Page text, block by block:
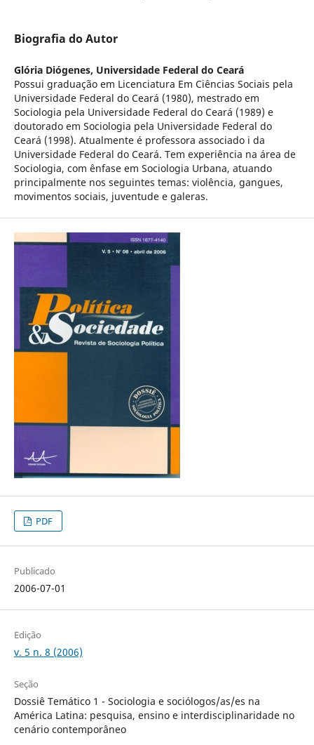
Biografia do Autor
Glória Diógenes, Universidade Federal do Ceará
Possui graduação em Licenciatura Em Ciências Sociais pela
Universidade Federal do Ceará (1980), mestrado em
Sociologia pela Universidade Federal do Ceará (1989) e
doutorado em Sociologia pela Universidade Federal do
Ceará (1998). Atualmente é professora associado i da
Universidade Federal do Ceará. Tem experiência na área de
Sociologia, com ênfase em Sociologia Urbana, atuando
principalmente nos seguintes temas: violência, gangues,
movimentos sociais, juventude e galeras.
PDF
Publicado
2006-07-01
Edição
v. 5 n. 8 (2006)
Seção
Dossiê Temático 1 - Sociologia e sociólogos/as/es na
América Latina: pesquisa, ensino e interdisciplinaridade no
cenário contemporâneo